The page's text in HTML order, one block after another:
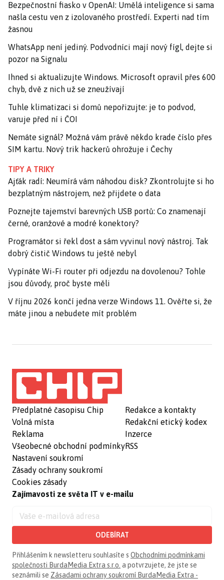
Bezpečnostní fiasko v OpenAI: Umělá inteligence si sama
našla cestu ven z izolovaného prostředí. Experti nad tím
žasnou
WhatsApp není jediný. Podvodníci mají nový fígl, dejte si
pozor na Signalu
Ihned si aktualizujte Windows. Microsoft opravil přes 600
chyb, dvě z nich už se zneužívají
Tuhle klimatizaci si domů nepořizujte: je to podvod,
varuje před ní i ČOI
Nemáte signál? Možná vám právě někdo krade číslo přes
SIM kartu. Nový trik hackerů ohrožuje i Čechy
TIPY A TRIKY
Ajťák radí: Neumírá vám náhodou disk? Zkontrolujte si ho
bezplatným nástrojem, než přijdete o data
Poznejte tajemství barevných USB portů: Co znamenají
černé, oranžové a modré konektory?
Programátor si řekl dost a sám vyvinul nový nástroj. Tak
dobrý čistič Windows tu ještě nebyl
Vypínáte Wi-Fi router při odjezdu na dovolenou? Tohle
jsou důvody, proč byste měli
V říjnu 2026 končí jedna verze Windows 11. Ověřte si, že
máte jinou a nebudete mít problém
Předplatné časopisu Chip
Volná místa
Reklama
Všeobecné obchodní podmínky
Nastavení soukromí
Zásady ochrany soukromí
Cookies zásady
Redakce a kontakty
Redakční etický kodex
Inzerce
RSS
Zajímavosti ze světa IT v e-mailu
ODEBÍRAT
Přihlášením k newsletteru souhlasíte s Obchodními podmínkami
společnosti BurdaMedia Extra s.r.o. a potvrzujete, že jste se
seznámili se Zásadami ochrany soukromí BurdaMedia Extra -